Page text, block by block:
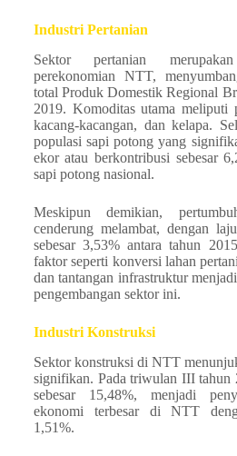
Industri Pertanian
Sektor pertanian
perekonomian NTT,
total Produk Domestik Regional
2019. Komoditas utama meliputi
kacang-kacangan, dan kelapa.
populasi sapi potong yang
ekor atau berkontribusi sebesar
sapi potong nasional.
Meskipun demikian,
cenderung melambat, dengan
sebesar 3,53% antara tahun
faktor seperti konversi lahan
dan tantangan infrastruktur
pengembangan sektor ini.
Industri Konstruksi
Sektor konstruksi di NTT
signifikan. Pada triwulan III tahun
sebesar 15,48%, menjadi
ekonomi terbesar di NTT
1,51%.